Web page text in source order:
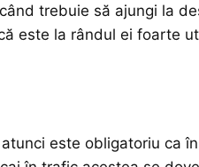
trebuie să ajungi la
este la rândul ei foarte
este obligatoriu ca